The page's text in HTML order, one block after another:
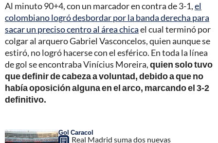
Al minuto 90+4, con un marcador en contra de 3-1,el
colombiano logró desbordar por la banda derecha para
sacar un preciso centro al área chicael cual terminó por
colgar al arquero Gabriel Vasconcelos, quien aunque se
estiró, no logró hacerse con el esférico. En toda la línea
de gol se encontraba Vinícius Moreira,quien solo tuvo
que definir de cabeza a voluntad, debido a que no
había oposición alguna en el arco, marcando el 3-2
definitivo.
Gol Caracol
Real Madrid suma dos nuevas